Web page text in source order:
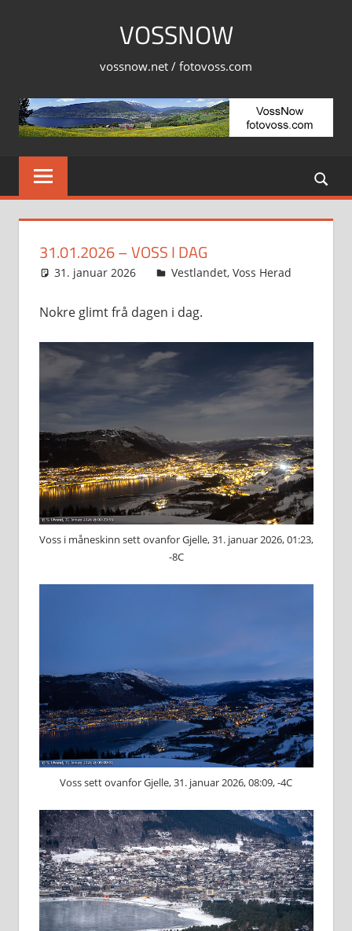
VOSSNOW
vossnow.net / fotovoss.com
31.01.2026 – VOSS I DAG
31. januar 2026 Svein
Vestlandet, Voss Herad
Nokre glimt frå dagen i dag.
Voss i måneskinn sett ovanfor Gjelle, 31. januar 2026, 01:23,
-8C
Voss sett ovanfor Gjelle, 31. januar 2026, 08:09, -4C